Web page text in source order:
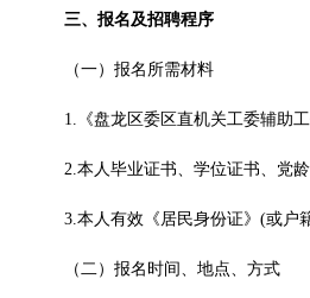
三、报名及招聘程序
（一）报名所需材料
1.《盘龙区委区直机关工委辅助
2.本人毕业证书、学位证书、党
3.本人有效《居民身份证》(或户
（二）报名时间、地点、方式